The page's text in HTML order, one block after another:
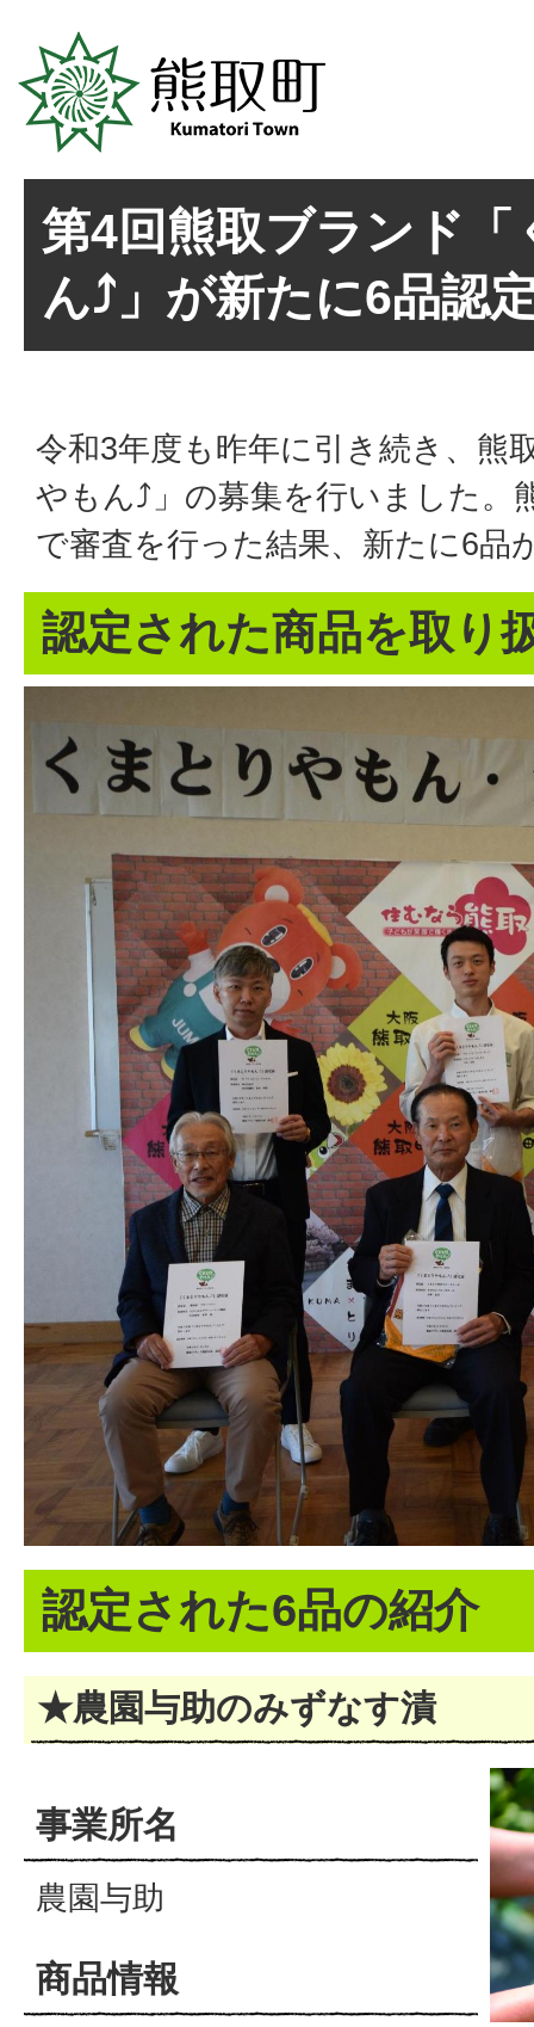
第4回熊取ブランド「
ん⤴」が新たに6品認
令和3年度も昨年に引き続き、熊
やもん⤴」の募集を行いました。
で審査を行った結果、新たに6品
認定された商品を取り
認定された6品の紹介
★農園与助のみずなす漬
事業所名
農園与助
商品情報